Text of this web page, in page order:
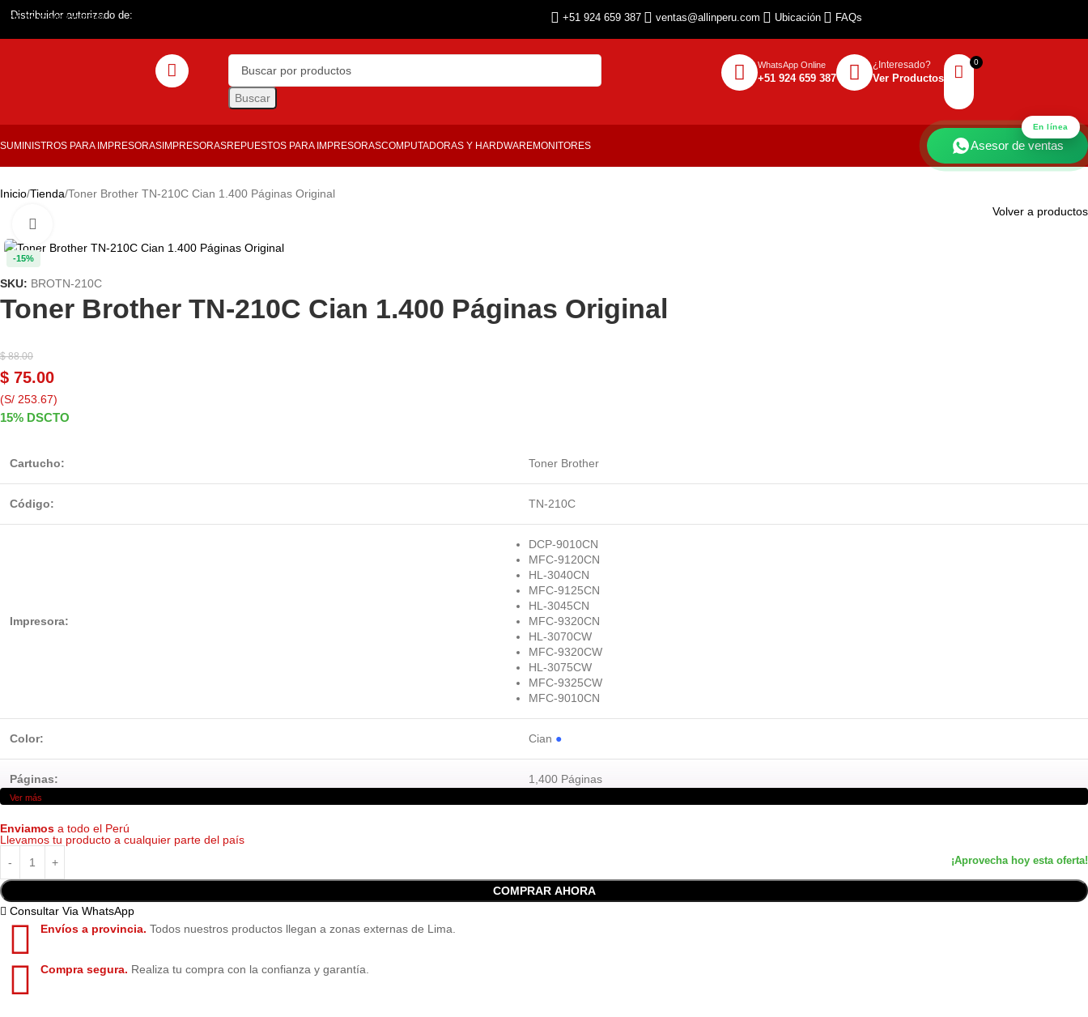
Skip to main content
Distribuidor autorizado de: +51 924 659 387 ventas@allinperu.com Ubicación FAQs
Buscar
WhatsApp Online
+51 924 659 387
¿Interesado?
Ver Productos
SUMINISTROS PARA IMPRESORAS IMPRESORASREPUESTOS PARA IMPRESORASCOMPUTADORAS Y HARDWAREMONITORES
En línea
Asesor de ventas
Inicio Tienda Toner Brother TN-210C Cian 1.400 Páginas Original
Volver a productos
-15%
SKU: BROTN-210C
Toner Brother TN-210C Cian 1.400 Páginas Original
$88.00
$ 75.00
(S/ 253.67)
15% DSCTO
Cartucho: Toner Brother
Código: TN-210C
Impresora:
DCP-9010CN
MFC-9120CN
HL-3040CN
MFC-9125CN
HL-3045CN
MFC-9320CN
HL-3070CW
MFC-9320CW
HL-3075CW
MFC-9325CW
MFC-9010CN
Color: Cian ●
Páginas: 1,400 Páginas
Ver más
Enviamos a todo el Perú
Llevamos tu producto a cualquier parte del país
COMPRAR AHORA
Consultar Via WhatsApp
Envíos a provincia. Todos nuestros productos llegan a zonas externas de Lima.
Compra segura. Realiza tu compra con la confianza y garantía.